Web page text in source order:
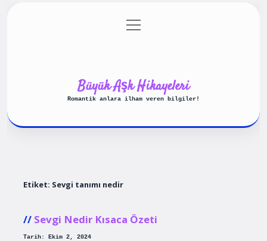
Gizlilik Politikası
menüyü
aç
Büyük Aşk Hikayeleri
Romantik anlara ilham veren bilgiler!
Etiket: Sevgi tanımı nedir
Sevgi Nedir Kısaca Özeti
Tarih: Ekim 2, 2024